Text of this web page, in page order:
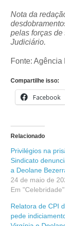
Nota da
pelas forças
Judiciário.
Fonte: Agência
Compartilhe isso:
Facebook
Relacionado
Privilégios na
Sindicato
a Deolane
24 de maio de
Em "Celebridade"
Relatora de CPI
pede